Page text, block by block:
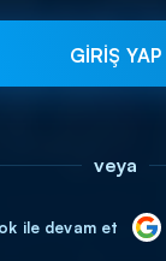
GİRİŞ YAP
veya
ile devam et